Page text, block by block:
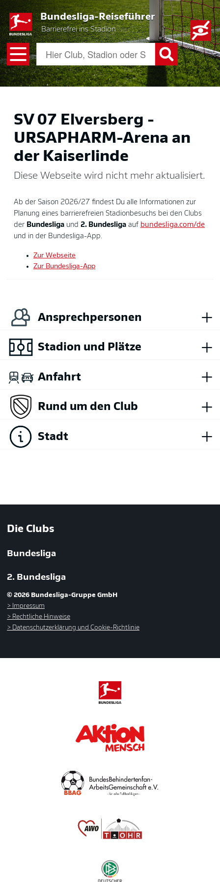
to
main
content
Bundesliga-Reiseführer
Barrierefrei ins Stadion
SV 07 Elversberg -
URSAPHARM-Arena an
der Kaiserlinde
Diese Webseite wird nicht mehr aktualisiert.
Ab der Saison 2026/27 findest Du alle Informationen zur
Planung eines barrierefreien Stadionbesuchs bei den Clubs
der Bundesliga und 2. Bundesliga auf bundesliga.com/de
und in der Bundesliga-App.
Zur Webseite
Zur Bundesliga-App
Ansprechpersonen +
Stadion und Plätze +
Anfahrt +
Rund um den Club +
Stadt +
Die Clubs
Bundesliga
2. Bundesliga
© 2026 Bundesliga-Gruppe GmbH
Impressum
Rechtliche Hinweise
Datenschutzerklärung und Cookie-Richtlinie